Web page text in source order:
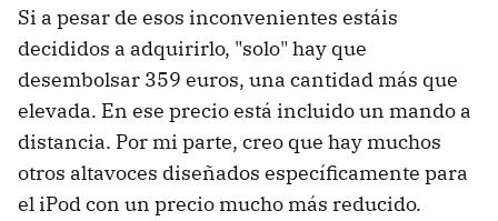
Si a pesar de esos inconvenientes estáis
decididos a adquirirlo, "solo" hay que
desembolsar 359 euros, una cantidad más que
elevada. En ese precio está incluido un mando a
distancia. Por mi parte, creo que hay muchos
otros altavoces diseñados específicamente para
el iPod con un precio mucho más reducido.